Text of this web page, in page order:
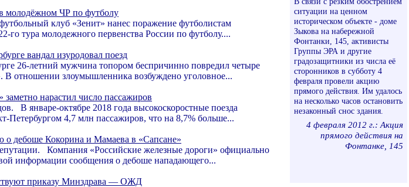
ситуации на ценном
историческом объекте - доме
Зыкова на набережной
Фонтанки, 145, активисты
Группы ЭРА и другие
градозащитники из числа её
сторонников в субботу 4
февраля провели акцию
прямого действия. Им удалось
на несколько часов остановить
незаконный снос здания.
4 февраля 2012 г.: Акция
прямого действия на
Фонтанке, 145
молодёжном ЧР по футболу
клуб «Зенит» нанес поражение футболистам
го тура молодежного первенства России по футболу....
вандал изуродовал поезд
26-летний мужчина топором беспричинно повредил четыре
В отношении злоумышленника возбуждено уголовное...
заметно нарастил число пассажиров
В январе-октябре 2018 года высокоскоростные поезда
Петербургом 4,7 млн пассажиров, что на 8,7% больше...
дебоше Кокорина и Мамаева в «Сапсане»
Компания «Российские железные дороги» официально
информации сообщения о дебоше нападающего...
приказу Минздрава — ОЖД